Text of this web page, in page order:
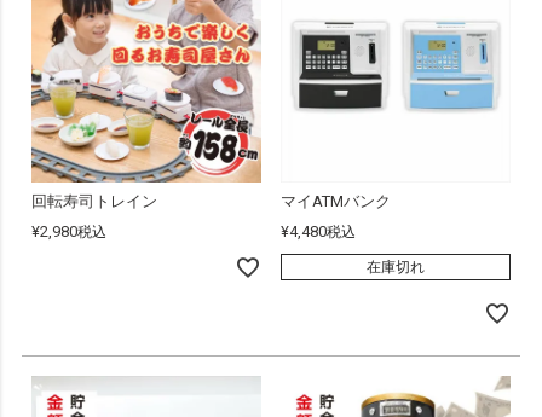
回転寿司トレイン
¥2,980税込
マイATMバンク
¥4,480税込
在庫切れ